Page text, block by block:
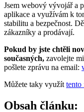
Jsem webový vývojář a
aplikace a využívám k
stabilitu a bezpečnost.
zákazníky a prodávají.
Pokud by jste chtěli
současných, zavolejte
pošlete zprávu na email:
Můžete taky využít tento
Obsah článku: